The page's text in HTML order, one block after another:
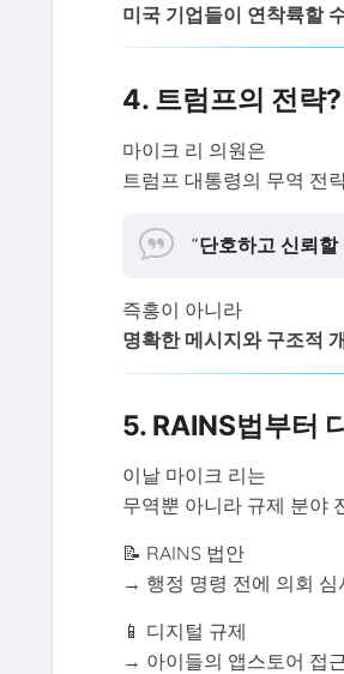
미국 기업들이 연착륙할
4. 트럼프의 전략
마이크 리 의원은
트럼프 대통령의 무역 전
“단호하고 신뢰할
즉흥이 아니라
명확한 메시지와 구조적
5. RAINS법부터
이날 마이크 리는
무역뿐 아니라 규제 분야
📝 RAINS 법안
→ 행정 명령 전에 의회 심
📱 디지털 규제
→ 아이들의 앱스토어 접